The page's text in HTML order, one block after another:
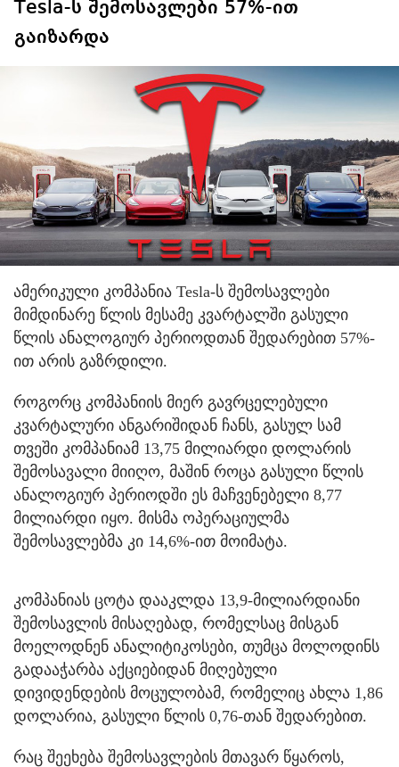
Tesla-ს შემოსავლები 57%-ით
გაიზარდა
ამერიკული კომპანია Tesla-ს შემოსავლები
მიმდინარე წლის მესამე კვარტალში გასული
წლის ანალოგიურ პერიოდთან შედარებით 57%-
ით არის გაზრდილი.
როგორც კომპანიის მიერ გავრცელებული
კვარტალური ანგარიშიდან ჩანს, გასულ სამ
თვეში კომპანიამ 13,75 მილიარდი დოლარის
შემოსავალი მიიღო, მაშინ როცა გასული წლის
ანალოგიურ პერიოდში ეს მაჩვენებელი 8,77
მილიარდი იყო. მისმა ოპერაციულმა
შემოსავლებმა კი 14,6%-ით მოიმატა.
კომპანიას ცოტა დააკლდა 13,9-მილიარდიანი
შემოსავლის მისაღებად, რომელსაც მისგან
მოელოდნენ ანალიტიკოსები, თუმცა მოლოდინს
გადააჭარბა აქციებიდან მიღებული
დივიდენდების მოცულობამ, რომელიც ახლა 1,86
დოლარია, გასული წლის 0,76-თან შედარებით.
რაც შეეხება შემოსავლების მთავარ წყაროს,